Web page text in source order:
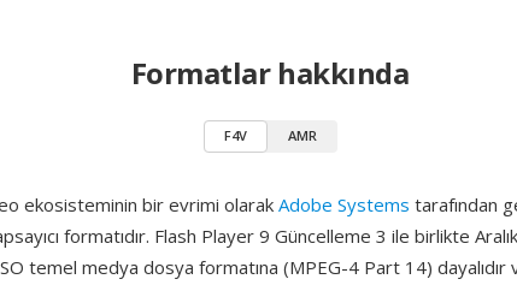
Formatlar hakkında
F4V AMR
ekosisteminin bir evrimi olarak Adobe Systems tarafından
formatıdır. Flash Player 9 Güncelleme 3 ile birlikte
temel medya dosya formatına (MPEG-4 Part 14) dayalıdır